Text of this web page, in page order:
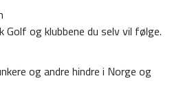
og klubbene du selv vil følge.
og andre hindre i Norge og